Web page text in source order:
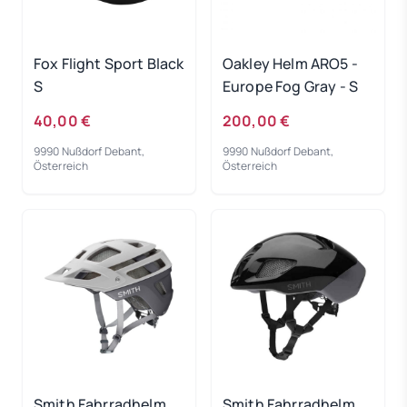
Fox Flight Sport Black
S
40,00 €
9990 Nußdorf Debant,
Österreich
Oakley Helm ARO5 -
Europe Fog Gray - S
200,00 €
9990 Nußdorf Debant,
Österreich